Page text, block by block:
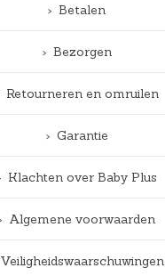
Betalen
Bezorgen
Retourneren en omruilen
Garantie
Klachten over Baby Plus
Algemene voorwaarden
Veiligheidswaarschuwingen